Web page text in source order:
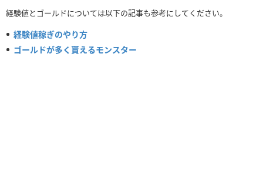
経験値とゴールドについては以下の記事も参考にしてください。
経験値稼ぎのやり方
ゴールドが多く貰えるモンスター